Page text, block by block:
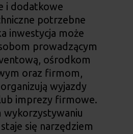
i dodatkowe
potrzebne
inwestycja może
prowadzącym
ośrodkom
oraz firmom,
wyjazdy
imprezy firmowe.
wykorzystywaniu
się narzędziem